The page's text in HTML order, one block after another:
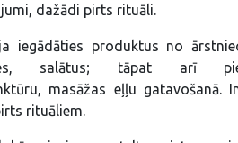
dažādi pirts rituāli.
iegādāties produktus no
salātus; tāpat arī
masāžas eļļu gatavošanā.
rituāliem.